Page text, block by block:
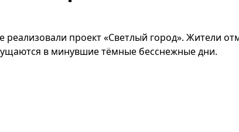
проект «Светлый город». Жители
в минувшие тёмные бесснежные дни.